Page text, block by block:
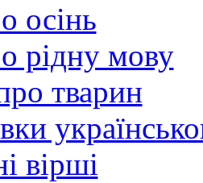
осінь
рідну мову
тварин
вірші